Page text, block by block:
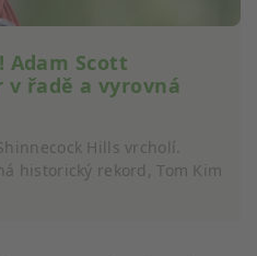
Adam Scott
v řadě a vyrovná
Hills vrcholí.
historický rekord, Tom Kim